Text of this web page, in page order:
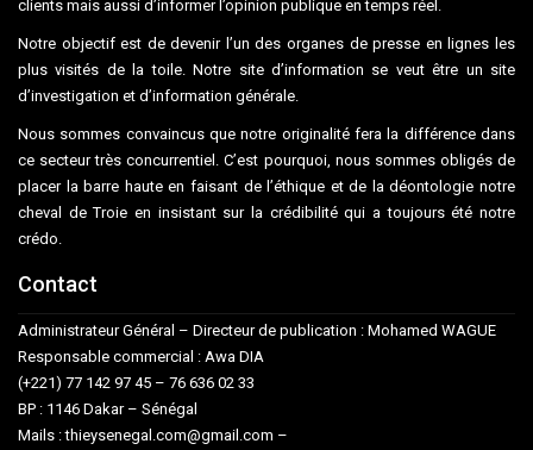
clients mais aussi d’informer l’opinion publique en temps réel.
Notre objectif est de devenir l’un des organes de presse en lignes les
plus visités de la toile. Notre site d’information se veut être un site
d’investigation et d’information générale.
Nous sommes convaincus que notre originalité fera la différence dans
ce secteur très concurrentiel. C’est pourquoi, nous sommes obligés de
placer la barre haute en faisant de l’éthique et de la déontologie notre
cheval de Troie en insistant sur la crédibilité qui a toujours été notre
crédo.
Contact
Administrateur Général – Directeur de publication : Mohamed WAGUE
Responsable commercial : Awa DIA
(+221) 77 142 97 45 – 76 636 02 33
BP : 1146 Dakar – Sénégal
Mails : thieysenegal.com@gmail.com –